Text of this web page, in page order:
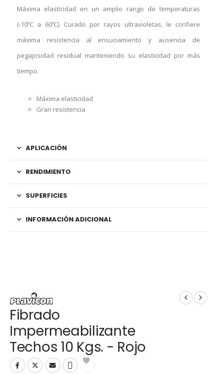
Máxima elasticidad en un amplio rango de temperaturas
(-10ºC a 60ºC). Curado por rayos ultravioletas, le confiere
máxima resistencia al ensuciamiento y ausencia de
pegajosidad residual manteniendo su elasticidad por más
tiempo.
Máxima elasticidad
Gran resistencia
APLICACIÓN
RENDIMIENTO
SUPERFICIES
INFORMACIÓN ADICIONAL
Fibrado
Impermeabilizante
Techos 10 Kgs. - Rojo